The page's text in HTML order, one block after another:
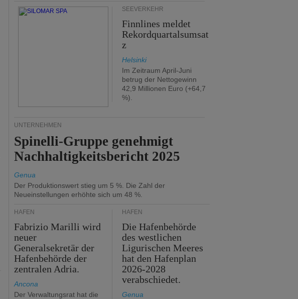
SEEVERKEHR
Finnlines meldet
Rekordquartalsumsat
z
Helsinki
Im Zeitraum April-Juni
betrug der Nettogewinn
42,9 Millionen Euro (+64,7
%).
UNTERNEHMEN
Spinelli-Gruppe genehmigt
Nachhaltigkeitsbericht 2025
Genua
Der Produktionswert stieg um 5 %. Die Zahl der
Neueinstellungen erhöhte sich um 48 %.
HÄFEN
Fabrizio Marilli wird
neuer
Generalsekretär der
Hafenbehörde der
zentralen Adria.
Ancona
Der Verwaltungsrat hat die
HÄFEN
Die Hafenbehörde
des westlichen
Ligurischen Meeres
hat den Hafenplan
2026-2028
verabschiedet.
Genua